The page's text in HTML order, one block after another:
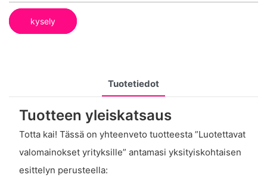
kysely
Tuotetiedot
Tuotteen yleiskatsaus
Totta kai! Tässä on yhteenveto tuotteesta ”Luotettavat
valomainokset yrityksille” antamasi yksityiskohtaisen
esittelyn perusteella: